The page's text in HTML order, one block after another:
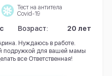
Тест на антитела
Covid-19
Возраст: 20 лет
Нуждаюсь в работе.
подружкой для вашей мамы
все Ответственная!